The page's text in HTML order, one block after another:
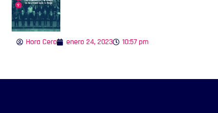
Hora Cero enero 24, 2023 10:57 pm